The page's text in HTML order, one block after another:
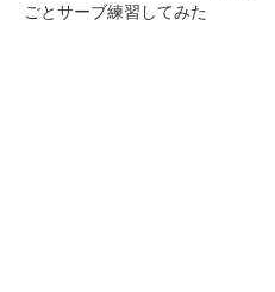
ごとサーブ練習してみた